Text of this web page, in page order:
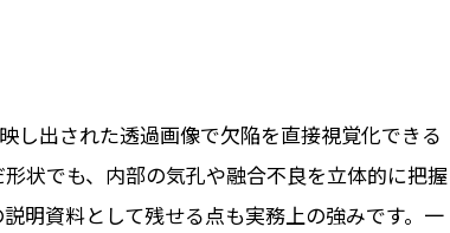
し出された透過画像で欠陥を直接視覚化できる
状でも、内部の気孔や融合不良を立体的に把握
明資料として残せる点も実務上の強みです。一